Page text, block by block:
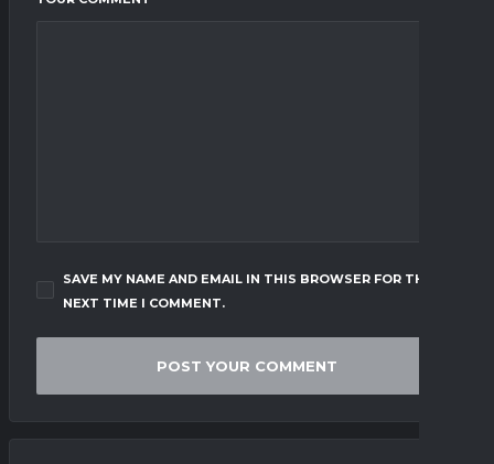
SAVE MY NAME AND EMAIL IN THIS BROWSER FOR THE
NEXT TIME I COMMENT.